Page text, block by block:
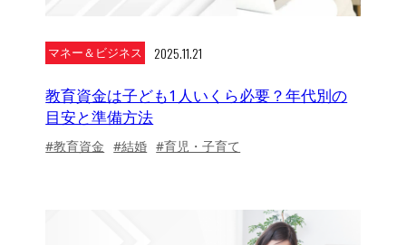
マネー＆ビジネス 2025.11.21
教育資金は子ども1人いくら必要？年代別の
目安と準備方法
#教育資金 #結婚 #育児・子育て